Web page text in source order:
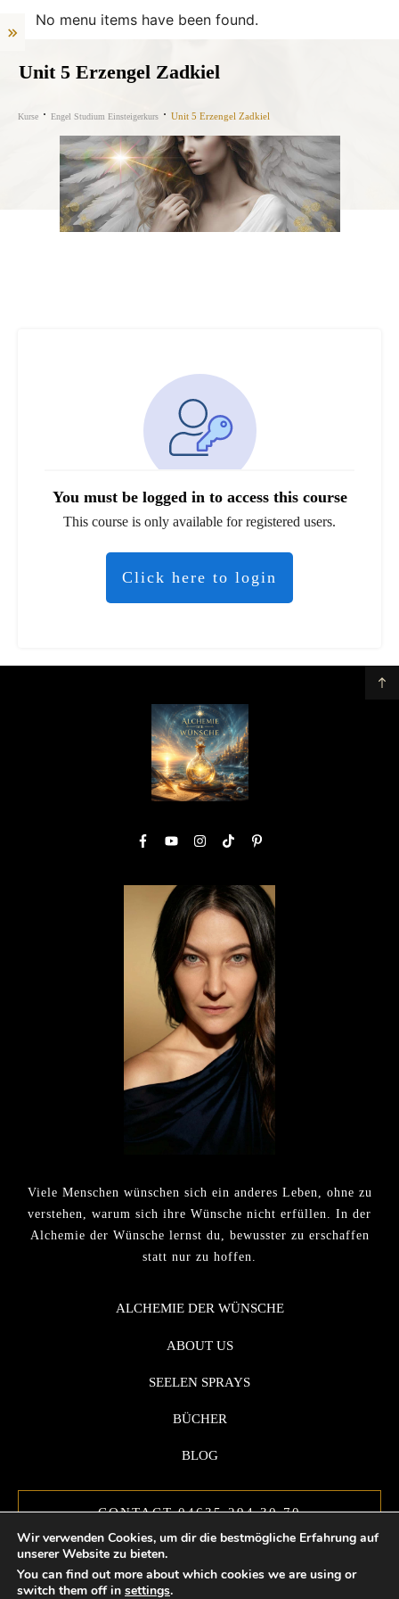
No menu items have been found.
Unit 5 Erzengel Zadkiel
Kurse Engel Studium Einsteigerkurs Unit 5 Erzengel Zadkiel
You must be logged in to access this course
This course is only available for registered users.
Click here to login
Viele Menschen wünschen sich ein anderes Leben, ohne zu
verstehen, warum sich ihre Wünsche nicht erfüllen. In der
Alchemie der Wünsche lernst du, bewusster zu erschaffen
statt nur zu hoffen.
ALCHEMIE DER WÜNSCHE
ABOUT US
SEELEN SPRAYS
BÜCHER
BLOG
CONTACT 04635 294 30 70
Wir verwenden Cookies, um dir die bestmögliche Erfahrung auf
unserer Website zu bieten.
You can find out more about which cookies we are using or
switch them off in settings.